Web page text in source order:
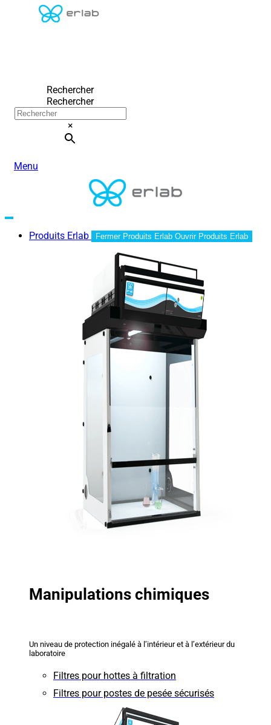
Rechercher
Rechercher
×
Menu
Produits Erlab Fermer Produits Erlab Ouvrir Produits Erlab
Manipulations chimiques
Un niveau de protection inégalé à l’intérieur et à l’extérieur du
laboratoire
Filtres pour hottes à filtration
Filtres pour postes de pesée sécurisés